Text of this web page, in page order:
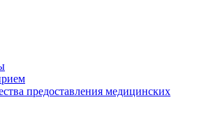
предоставления медицинских